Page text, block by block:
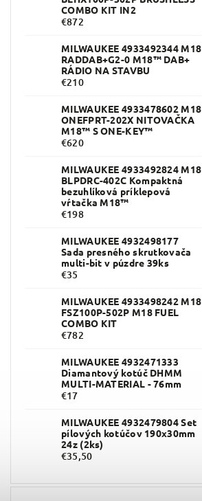
COMBO KIT IN2
€872
MILWAUKEE 4933492344 M18
RADDAB+G2-0 M18™ DAB+
RÁDIO NA STAVBU
€210
MILWAUKEE 4933478602 M18
ONEFPRT-202X NITOVAČKA
M18™ S ONE-KEY™
€620
MILWAUKEE 4933492824 M18
BLPDRC-402C Kompaktná
bezuhlíková príklepová
vŕtačka M18™
€198
MILWAUKEE 4932498177
Sada presného skrutkovača
multi-bit v púzdre 39ks
€35
MILWAUKEE 4933498242 M18
FSZ100P-502P M18 FUEL
COMBO KIT
€782
MILWAUKEE 4932471333
Diamantový kotúč DHMM
MULTI-MATERIAL - 76mm
€17
MILWAUKEE 4932479804 Set
pílových kotúčov 190x30mm
24z (2ks)
€35,50